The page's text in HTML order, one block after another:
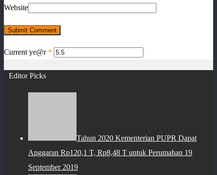
Website
Current ye@r *
Editor Picks
Tahun 2020 Kementerian PUPR Dapat
Anggaran Rp120,1 T, Rp8,48 T untuk Perumahan 19
September 2019